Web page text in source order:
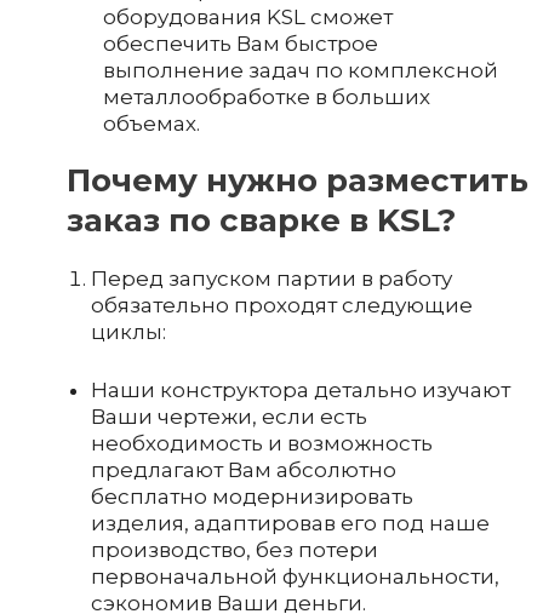
оборудования KSL сможет
обеспечить Вам быстрое
выполнение задач по комплексной
металлообработке в больших
объемах.
Почему нужно разместить
заказ по сварке в KSL?
Перед запуском партии в работу
обязательно проходят следующие
циклы:
Наши конструктора детально изучают
Ваши чертежи, если есть
необходимость и возможность
предлагают Вам абсолютно
бесплатно модернизировать
изделия, адаптировав его под наше
производство, без потери
первоначальной функциональности,
сэкономив Ваши деньги.